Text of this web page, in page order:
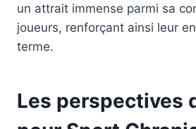
un attrait immense parmi sa
joueurs, renforçant ainsi leur
terme.
Les perspectives